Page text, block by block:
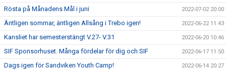
Rösta på Månadens Mål i juni 2022-07-02 20:00
Äntligen sommar, äntligen Allsång i Trebo igen! 2022-06-22 11:43
Kansliet har semesterstängt V.27- V.31 2022-06-20 10:46
SIF Sponsorhuset. Många fördelar för dig och SIF 2022-06-17 11:50
Dags igen för Sandviken Youth Camp! 2022-06-14 20:27